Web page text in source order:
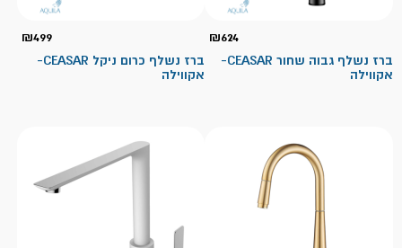
₪624
ברז נשלף גבוה שחור CEASAR-
אקווילה
₪499
ברז נשלף כרום ניקל CEASAR-
אקווילה